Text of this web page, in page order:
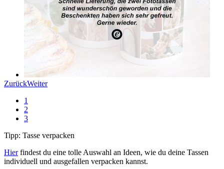
ZurückWeiter
1
2
3
Tipp: Tasse verpacken
Hierfindest du eine tolle Auswahl an Ideen, wie du deine Tassen
individuell und ausgefallen verpacken kannst.